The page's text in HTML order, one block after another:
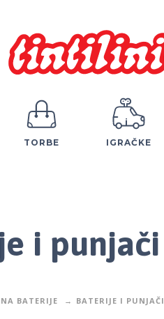
TORBE IGRAČKE
i punjači
BATERIJE BATERIJE I PUNJAČI